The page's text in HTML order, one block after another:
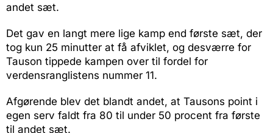
andet sæt.
Det gav en langt mere lige kamp end første sæt, der
tog kun 25 minutter at få afviklet, og desværre for
Tauson tippede kampen over til fordel for
verdensranglistens nummer 11.
Afgørende blev det blandt andet, at Tausons point i
egen serv faldt fra 80 til under 50 procent fra første
til andet sæt.